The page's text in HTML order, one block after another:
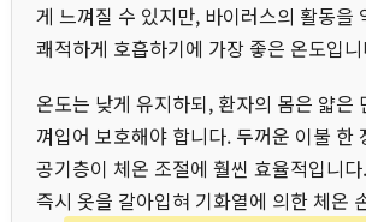
게 느껴질 수 있지만, 바이러스의 활동을
쾌적하게 호흡하기에 가장 좋은 온도입
온도는 낮게 유지하되, 환자의 몸은 얇은
껴입어 보호해야 합니다. 두꺼운 이불 한
공기층이 체온 조절에 훨씬 효율적입니
즉시 옷을 갈아입혀 기화열에 의한 체온